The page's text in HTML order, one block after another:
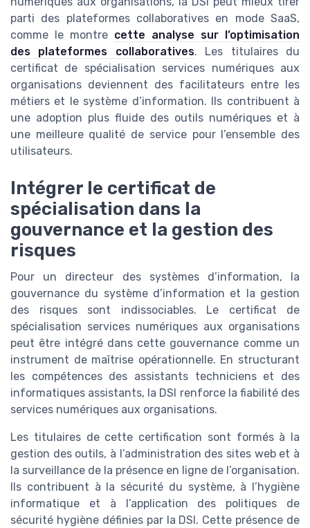
parti des plateformes collaboratives en mode SaaS,
comme le montre cette analyse sur l’optimisation
des plateformes collaboratives. Les titulaires du
certificat de spécialisation services numériques aux
organisations deviennent des facilitateurs entre les
métiers et le système d’information. Ils contribuent à
une adoption plus fluide des outils numériques et à
une meilleure qualité de service pour l’ensemble des
utilisateurs.
Intégrer le certificat de
spécialisation dans la
gouvernance et la gestion des
risques
Pour un directeur des systèmes d’information, la
gouvernance du système d’information et la gestion
des risques sont indissociables. Le certificat de
spécialisation services numériques aux organisations
peut être intégré dans cette gouvernance comme un
instrument de maîtrise opérationnelle. En structurant
les compétences des assistants techniciens et des
informatiques assistants, la DSI renforce la fiabilité des
services numériques aux organisations.
Les titulaires de cette certification sont formés à la
gestion des outils, à l’administration des sites web et à
la surveillance de la présence en ligne de l’organisation.
Ils contribuent à la sécurité du système, à l’hygiène
informatique et à l’application des politiques de
sécurité hygiène définies par la DSI. Cette présence de